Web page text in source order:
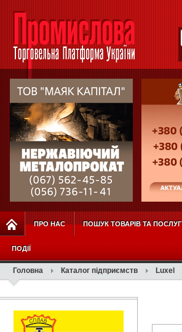
ПРО НАС ПОШУК ТОВАРІВ ТА ПОСЛУГ
ПОДІЇ
Головна Каталог підприємств Luxel